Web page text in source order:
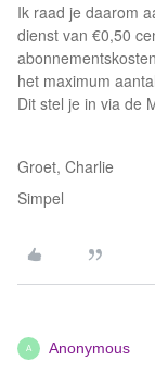
Ik raad je daarom
dienst van €0,50
het maximum
Dit stel je in via de
Groet, Charlie
Simpel
A Anonymous